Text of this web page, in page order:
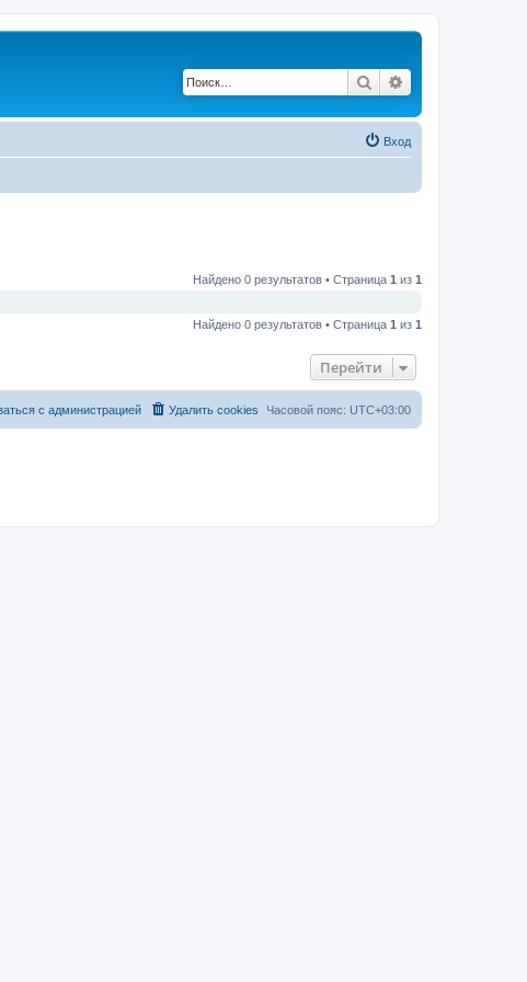
Поиск
Вход
Найдено 0 результатов • Страница 1 из 1
Найдено 0 результатов • Страница 1 из 1
Перейти
Часовой пояс: UTC+03:00
Удалить cookies
с администрацией